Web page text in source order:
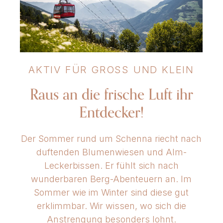
www.ottmanngut.it
AKTIV FÜR GROSS UND KLEIN
Raus an die frische Luft ihr
Entdecker!
Der Sommer rund um Schenna riecht nach
duftenden Blumenwiesen und Alm-
Leckerbissen. Er fühlt sich nach
wunderbaren Berg-Abenteuern an. Im
Sommer wie im Winter sind diese gut
erklimmbar. Wir wissen, wo sich die
Anstrengung besonders lohnt.